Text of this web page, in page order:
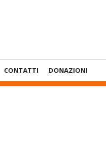
CONTATTI DONAZIONI